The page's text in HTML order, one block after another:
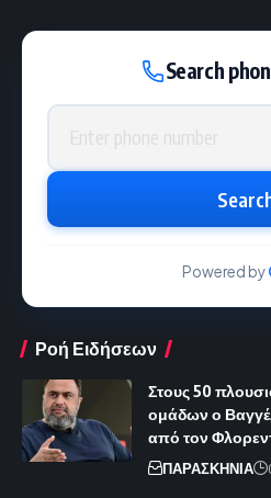
Search
Phone number
Powered by
Ροή Ειδήσεων
Στους 50
ομάδων ο
από τον
ΠΑΡΑΣΚΗΝΙΑ